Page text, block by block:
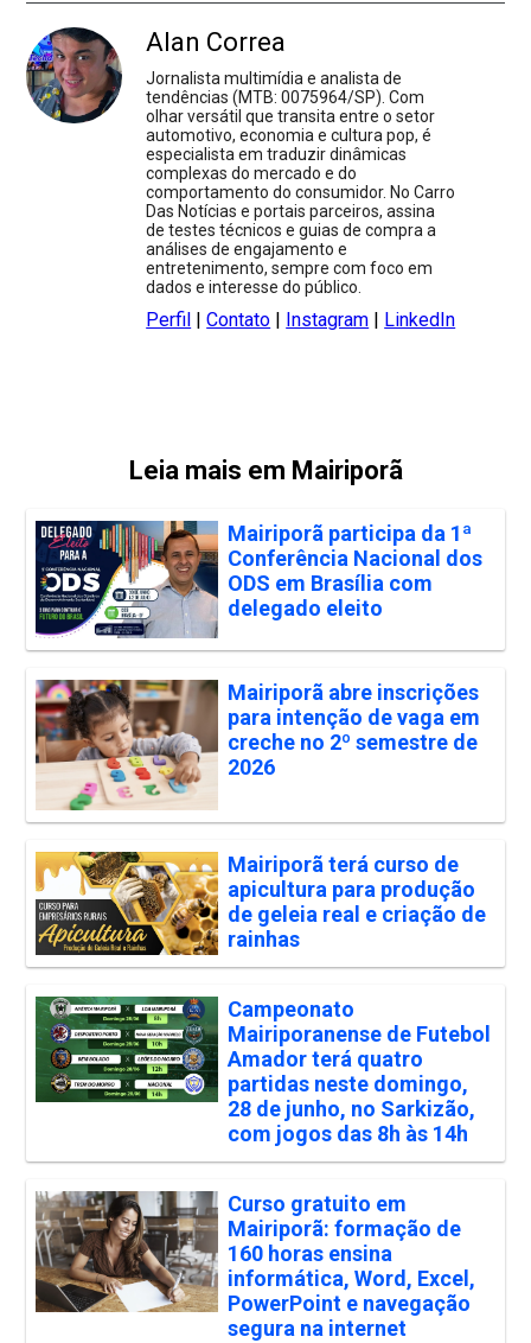
Alan Correa
Jornalista multimídia e analista de
tendências (MTB: 0075964/SP). Com
olhar versátil que transita entre o setor
automotivo, economia e cultura pop, é
especialista em traduzir dinâmicas
complexas do mercado e do
comportamento do consumidor. No Carro
Das Notícias e portais parceiros, assina
de testes técnicos e guias de compra a
análises de engajamento e
entretenimento, sempre com foco em
dados e interesse do público.
Perfil |Contato | Instagram | LinkedIn
Leia mais em Mairiporã
Mairiporã participa da 1ª
Conferência Nacional dos
ODS em Brasília com
delegado eleito
Mairiporã abre inscrições
para intenção de vaga em
creche no 2º semestre de
2026
Mairiporã terá curso de
apicultura para produção
de geleia real e criação de
rainhas
Campeonato
Mairiporanense de Futebol
Amador terá quatro
partidas neste domingo,
28 de junho, no Sarkizão,
com jogos das 8h às 14h
Curso gratuito em
Mairiporã: formação de
160 horas ensina
informática, Word, Excel,
PowerPoint e navegação
segura na internet